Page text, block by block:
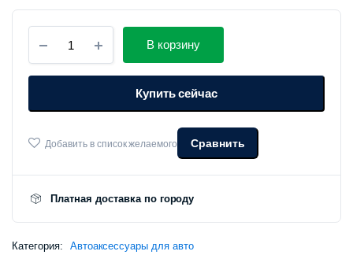
составляла
90
000 сум.
Текущая
85
000 сум.
карта
-
автовизитка
Mini
В корзину
Купить сейчас
Добавить в список желаемого Сравнить
Платная доставка по городу
Категория: Автоаксессуары для авто